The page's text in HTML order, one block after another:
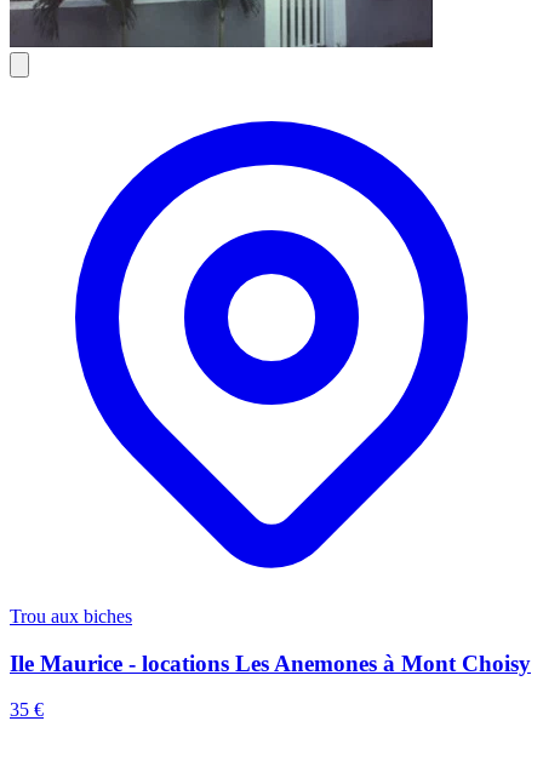
Trou aux biches
Ile Maurice - locations Les Anemones à Mont Choisy
35 €